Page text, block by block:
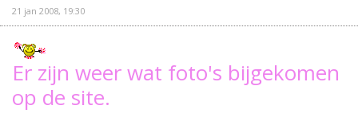
21 jan 2008, 19:30
Er zijn weer wat foto's bijgekomen
op de site.